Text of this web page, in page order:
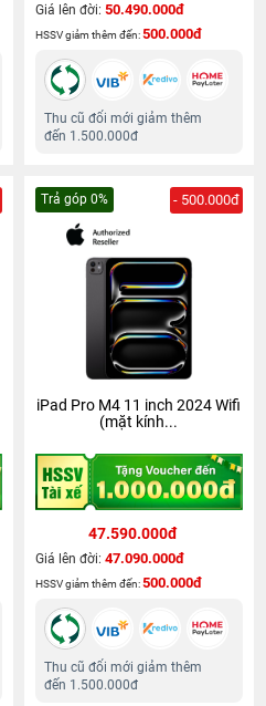
Giá lên đời: 50.490.000đ
HSSV giảm thêm đến:500.000đ
Thu cũ đổi mới giảm thêm
đến 1.500.000đ
Trả góp 0% - 500.000đ
iPad Pro M4 11 inch 2024 Wifi
(mặt kính...
47.590.000đ
Giá lên đời: 47.090.000đ
HSSV giảm thêm đến:500.000đ
Thu cũ đổi mới giảm thêm
đến 1.500.000đ